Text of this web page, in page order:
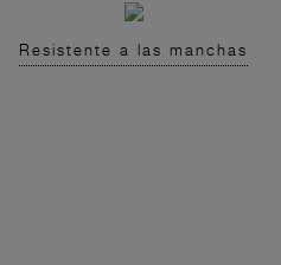
Resistente a las manchas